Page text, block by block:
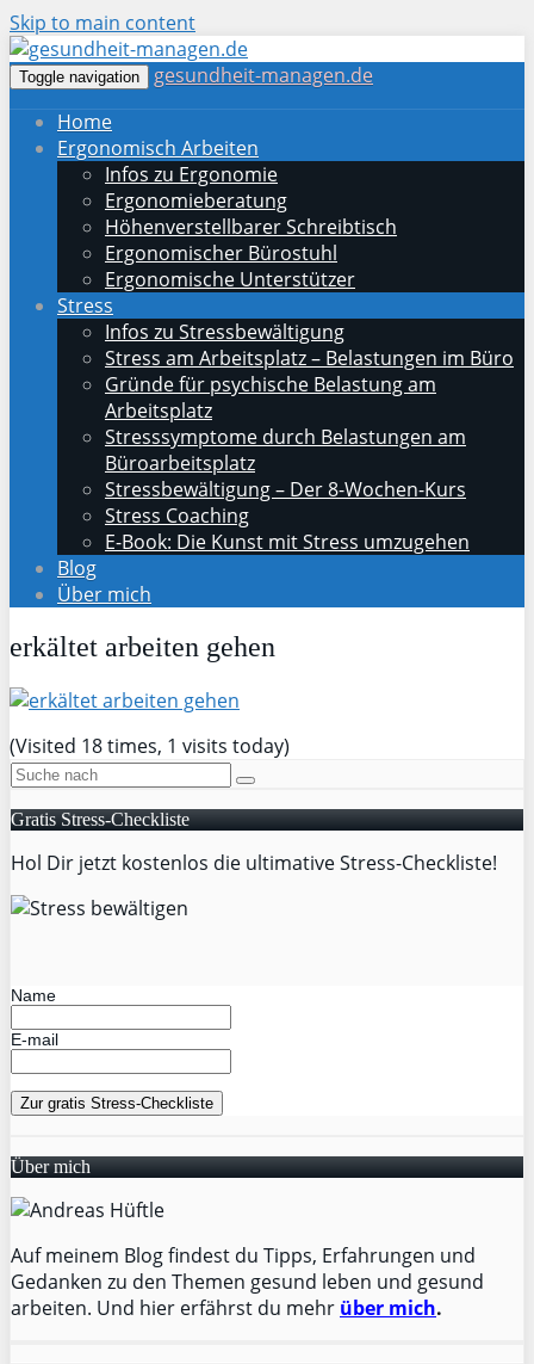
Skip to main content
Toggle navigation
gesundheit-managen.de
Home
Ergonomisch Arbeiten
Infos zu Ergonomie
Ergonomieberatung
Höhenverstellbarer Schreibtisch
Ergonomischer Bürostuhl
Ergonomische Unterstützer
Stress
Infos zu Stressbewältigung
Stress am Arbeitsplatz – Belastungen im Büro
Gründe für psychische Belastung am
Arbeitsplatz
Stresssymptome durch Belastungen am
Büroarbeitsplatz
Stressbewältigung – Der 8-Wochen-Kurs
Stress Coaching
E-Book: Die Kunst mit Stress umzugehen
Blog
Über mich
erkältet arbeiten gehen
(Visited 18 times, 1 visits today)
Gratis Stress-Checkliste
Hol Dir jetzt kostenlos die ultimative Stress-Checkliste!
Name
E-mail
Über mich
Auf meinem Blog findest du Tipps, Erfahrungen und
Gedanken zu den Themen gesund leben und gesund
arbeiten. Und hier erfährst du mehr über mich.